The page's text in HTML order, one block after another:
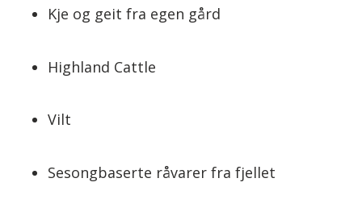
Kje og geit fra egen gård
Highland Cattle
Vilt
Sesongbaserte råvarer fra fjellet